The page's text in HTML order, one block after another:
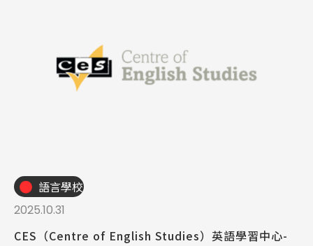
Latest News
Promotion
語言學校
2025.10.31
CES（Centre of English Studies）英語學習中心-